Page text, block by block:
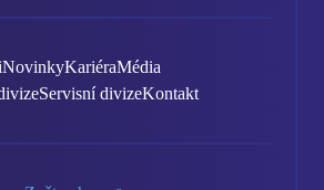
NovinkyKariéraMédia
Servisní divizeKontakt